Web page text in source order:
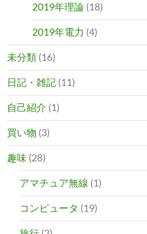
2019年理論 (18)
2019年電力 (4)
未分類 (16)
日記・雑記 (11)
自己紹介 (1)
買い物 (3)
趣味 (28)
アマチュア無線 (1)
コンピュータ (19)